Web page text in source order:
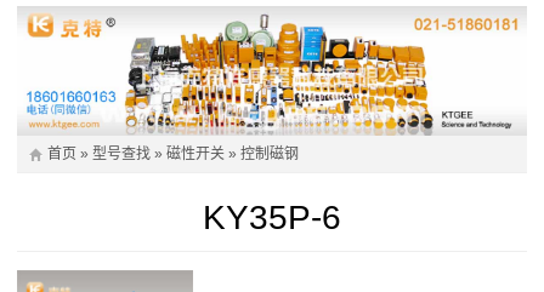
首页 » 型号查找 » 磁性开关 » 控制磁钢
KY35P-6